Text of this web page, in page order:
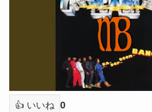
👍 いいね 0